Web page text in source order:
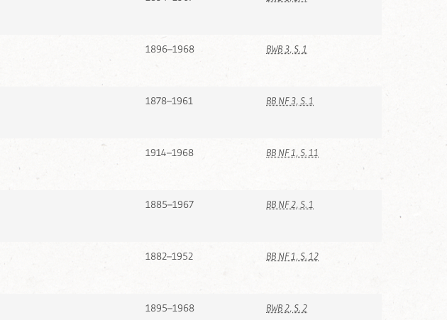
1896–1968 BWB 3, S. 1
1878–1961 BB NF 3, S. 1
1914–1968 BB NF 1, S. 11
1885–1967 BB NF 2, S. 1
1882–1952 BB NF 1, S. 12
1895–1968 BWB 2, S. 2